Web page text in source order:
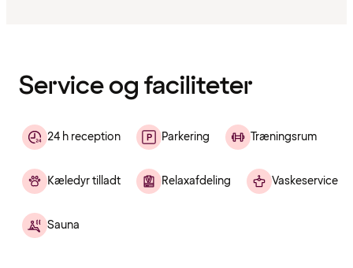
Service og faciliteter
24 h reception Parkering Træningsrum
Kæledyr tilladt Relaxafdeling Vaskeservice
Sauna